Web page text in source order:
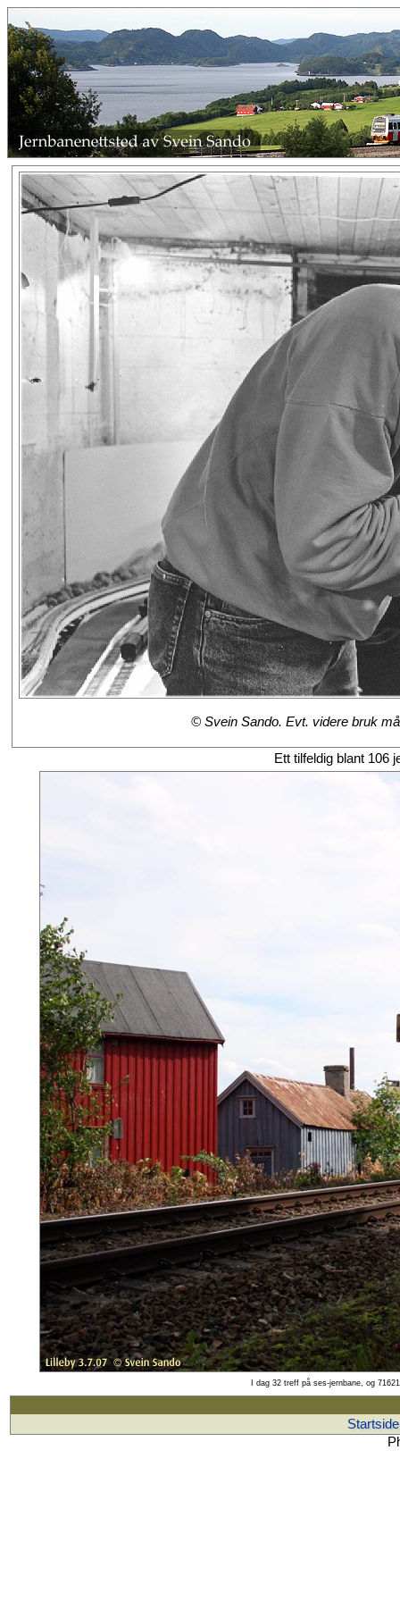
© Svein Sando. Evt. videre bruk
Ett tilfeldig blant 106
I dag 32 treff på ses-jernbane, og
Startside